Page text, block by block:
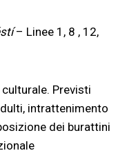
– Linee 1, 8 , 12,
Previsti
intrattenimento
dei burattini